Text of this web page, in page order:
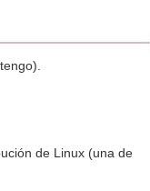
de Linux (una de